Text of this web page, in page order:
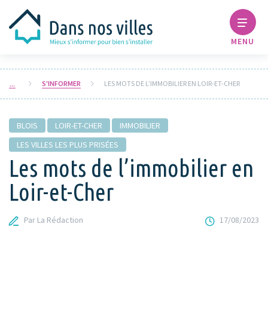
MENU
S'INFORMER LES MOTS DE L’IMMOBILIER EN LOIR-ET-CHER
BLOIS LOIR-ET-CHER
IMMOBILIER
LES VILLES LES PLUS PRISÉES
Les mots de l’immobilier en
Loir-et-Cher
Par La Rédaction 17/08/2023